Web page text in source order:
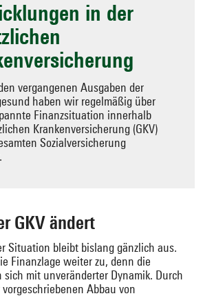
in der
vergangenen Ausgaben der
haben wir regelmäßig über
Finanzsituation innerhalb
Krankenversicherung (GKV)
Sozialversicherung
GKV ändert
Situation bleibt bislang gänzlich aus.
Finanzlage weiter zu, denn die
mit unveränderter Dynamik. Durch
Abbau von